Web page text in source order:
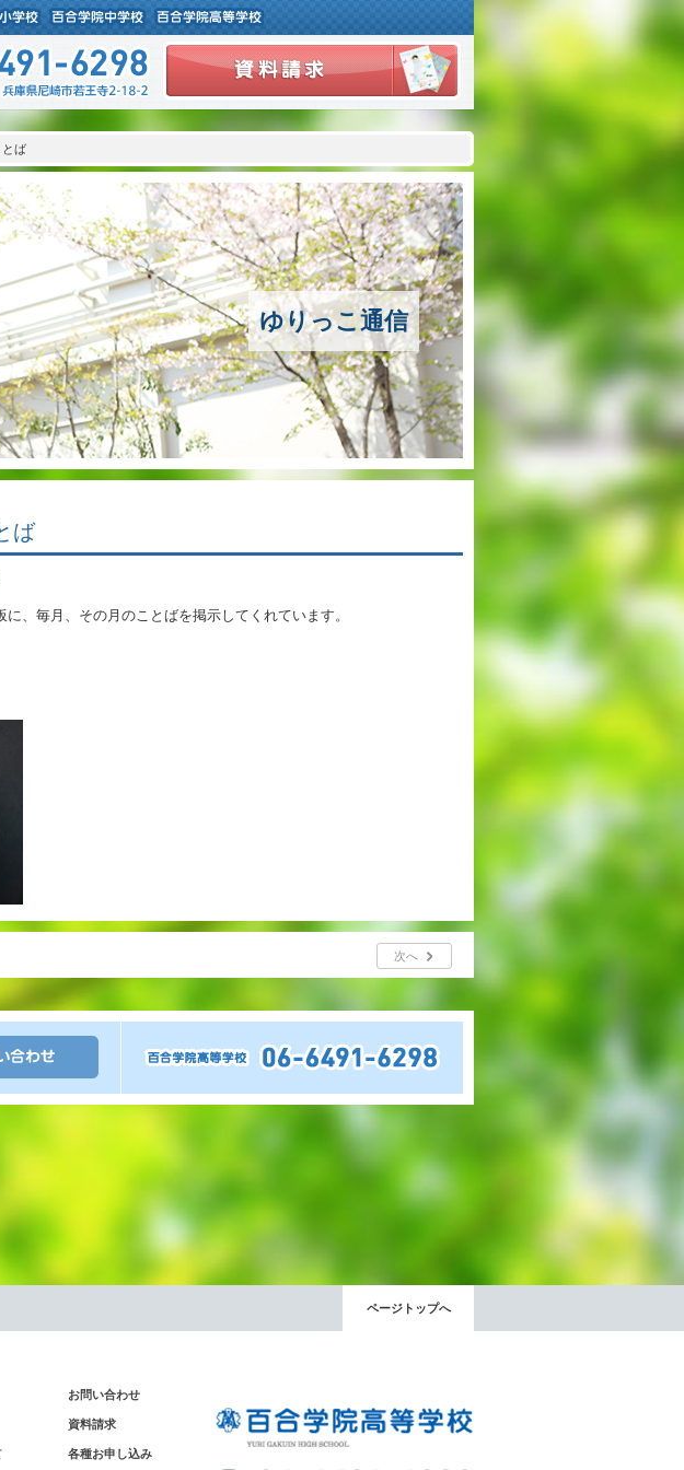
ば
ゆりっこ通信
ば
、毎月、その月のことばを掲示してくれています。
次へ
ページトップへ
お問い合わせ
資料請求
各種お申し込み
ご挨拶
学校紹介
アクセスマップ
沿革
百合学院の３つの教育
アカデミックリサーチコース
キャリアリサーチコース
充実のフォローアップ体制
ゆりっこおすすめの
学校スポット
制服紹介
2027年度 入試について
出願時申請書類ダウンロード
帰国子女・転編入試験募集要項
入学金・学費
入試関連よくある質問
進路指導